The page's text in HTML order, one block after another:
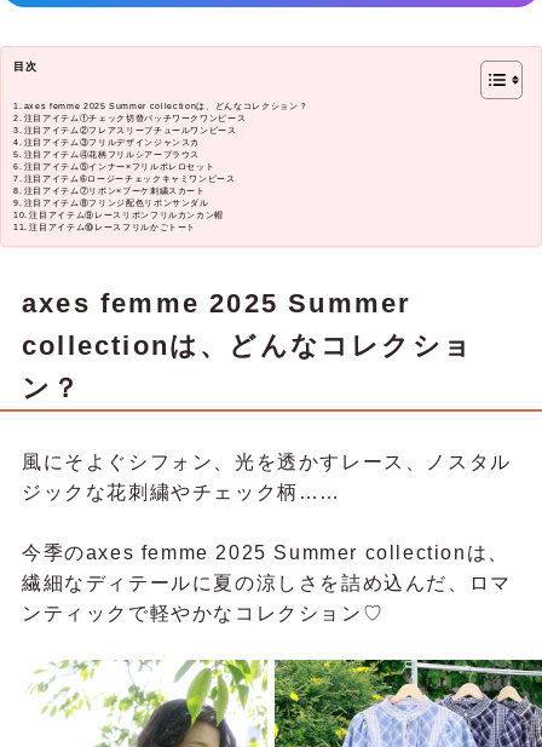
目次
axes femme 2025 Summer collectionは、どんなコレクション？
注目アイテム①チェック切替パッチワークワンピース
注目アイテム②フレアスリーブチュールワンピース
注目アイテム③フリルデザインジャンスカ
注目アイテム④花柄フリルシアーブラウス
注目アイテム⑤インナー×フリルボレロセット
注目アイテム➅ロージーチェックキャミワンピース
注目アイテム⑦リボン×ブーケ刺繍スカート
注目アイテム⑧フリンジ配色リボンサンダル
注目アイテム⑨レースリボンフリルカンカン帽
注目アイテム⑩レースフリルかごトート
axes femme 2025 Summer
collectionは、どんなコレクショ
ン？
風にそよぐシフォン、光を透かすレース、ノスタル
ジックな花刺繍やチェック柄……
今季のaxes femme 2025 Summer collectionは、
繊細なディテールに夏の涼しさを詰め込んだ、ロマ
ンティックで軽やかなコレクション♡